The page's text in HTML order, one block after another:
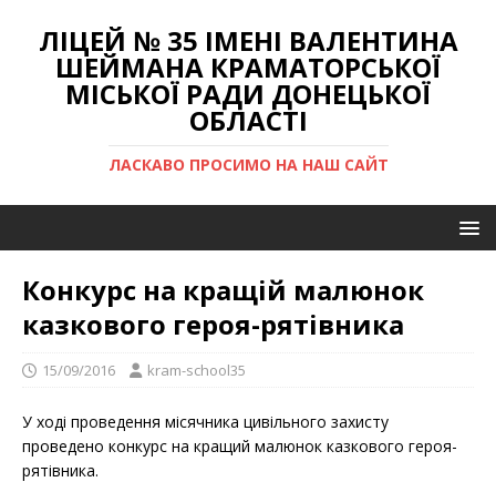
ЛІЦЕЙ № 35 ІМЕНІ ВАЛЕНТИНА
ШЕЙМАНА КРАМАТОРСЬКОЇ
МІСЬКОЇ РАДИ ДОНЕЦЬКОЇ
ОБЛАСТІ
ЛАСКАВО ПРОСИМО НА НАШ САЙТ
Конкурс на кращій малюнок
казкового героя-рятівника
15/09/2016 kram-school35
У ході проведення місячника цивільного захисту
проведено конкурс на кращий малюнок казкового героя-
рятівника.